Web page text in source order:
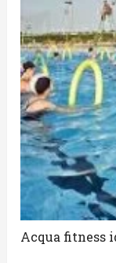
Acqua fitness